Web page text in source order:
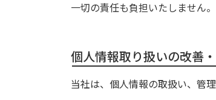
一切の責任も負担いたしません。
個人情報取り扱いの改善
当社は、個人情報の取扱い、管